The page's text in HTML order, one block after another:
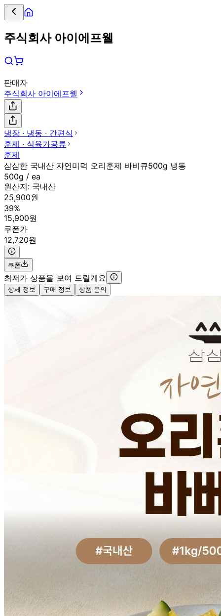
주식회사 아이에프웰
판매자
주식회사 아이에프웰
냉장 ∙ 냉동 ∙ 간편식
훈제 ∙ 식육가공류
훈제
삼삼한 국내산 자연미덕 오리훈제 바비큐500g 냉동
500g / ea
원산지: 국내산
25,900원
39%
15,900원
쿠폰가
12,720원
쿠폰
최저가 상품을 보여 드릴게요
상세 정보 구매 정보 상품 문의